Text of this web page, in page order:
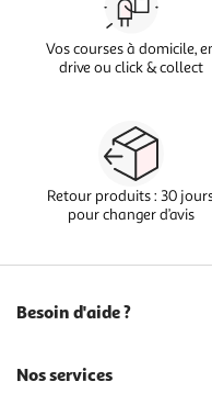
Vos courses à domicile,
drive ou click & collect
Retour produits : 30
pour changer d’avis
Besoin d'aide ?
Nos services